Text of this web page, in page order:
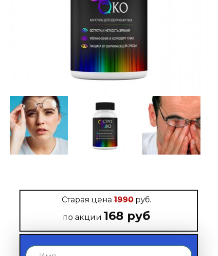
Старая цена1990руб.
по акции 168 руб